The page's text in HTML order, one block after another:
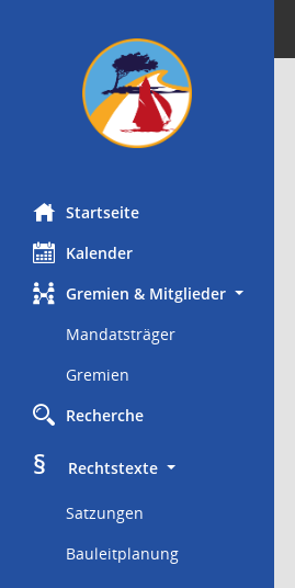
Startseite
Kalender
Gremien & Mitglieder
Mandatsträger
Gremien
Recherche
§
     Rechtstexte
Satzungen
Bauleitplanung